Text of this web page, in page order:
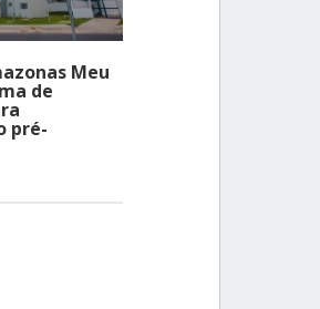
Meu
de
pré-